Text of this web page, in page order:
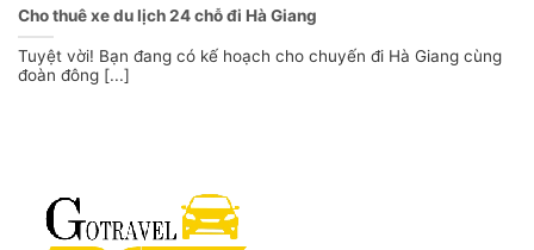
Cho thuê xe du lịch 24 chỗ đi Hà Giang
Tuyệt vời! Bạn đang có kế hoạch cho chuyến đi Hà Giang cùng
đoàn đông [...]